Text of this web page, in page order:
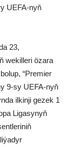
UEFA-nyň
23,
wekilleri özara
“Premier
9-sy UEFA-nyň
ilkinji gezek 1
Ligasynyň